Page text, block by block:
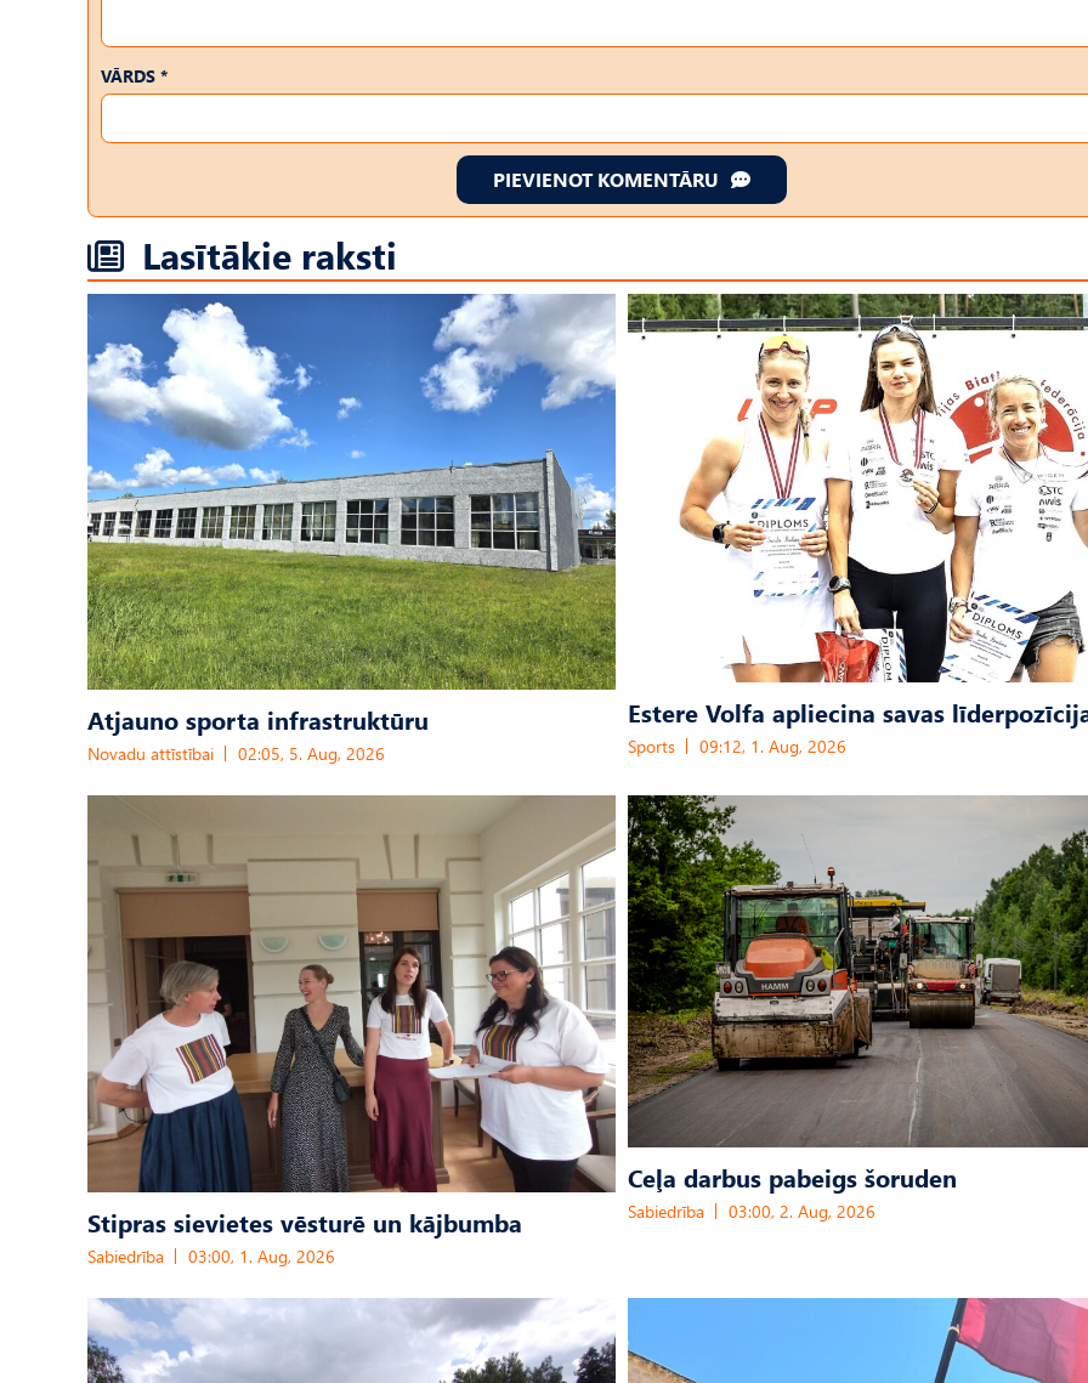
VĀRDS *
PIEVIENOT KOMENTĀRU
Lasītākie raksti
Atjauno sporta infrastruktūru
Novadu attīstībai 02:05, 5. Aug, 2026
Estere Volfa apliecina savas
Sports 09:12, 1. Aug, 2026
Stipras sievietes vēsturē un kājbumba
Sabiedrība 03:00, 1. Aug, 2026
Ceļa darbus pabeigs šoruden
Sabiedrība 03:00, 2. Aug, 2026